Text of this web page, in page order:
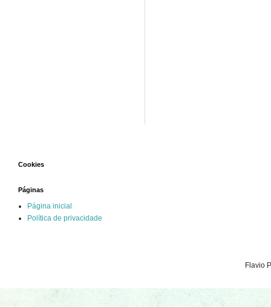
Cookies
Páginas
Página inicial
Política de privacidade
Flavio